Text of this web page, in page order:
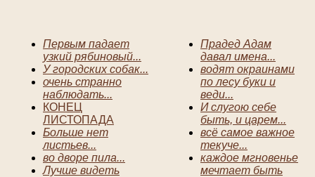
Первым падает
узкий рябиновый...
У городских собак...
очень странно
наблюдать...
КОНЕЦ
ЛИСТОПАДА
Больше нет
листьев...
во дворе пила...
Лучше видеть
Прадед Адам
давал имена...
водят окраинами
по лесу буки и
веди...
И слугою себе
быть, и царем...
всё самое важное
текуче...
каждое мгновенье
мечтает быть